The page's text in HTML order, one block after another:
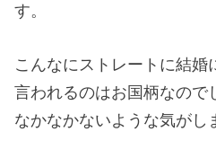
す。
こんなにストレートに結婚
言われるのはお国柄なので
なかなかないような気がし